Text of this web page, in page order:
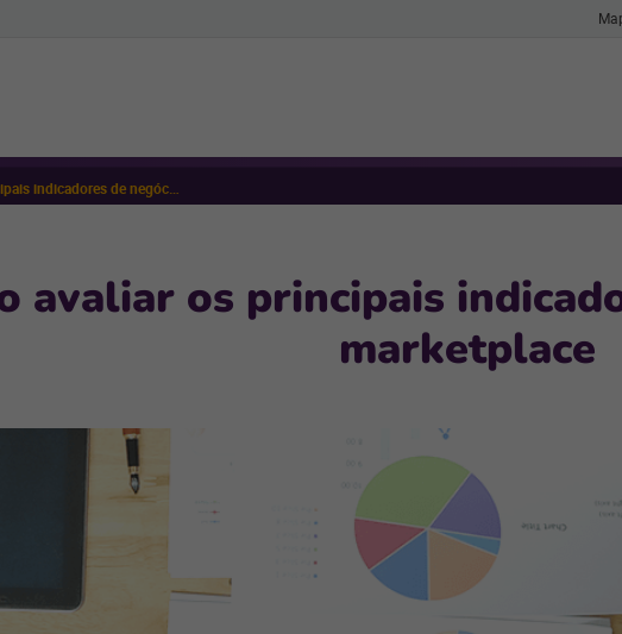
avaliar os principais
marketplace